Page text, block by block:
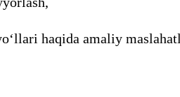
haqida amaliy